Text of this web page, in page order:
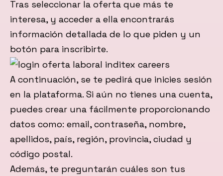
Tras seleccionar la oferta que más te
interesa, y acceder a ella encontrarás
información detallada de lo que piden y un
botón para inscribirte.
A continuación, se te pedirá que inicies sesión
en la plataforma. Si aún no tienes una cuenta,
puedes crear una fácilmente proporcionando
datos como: email, contraseña, nombre,
apellidos, país, región, provincia, ciudad y
código postal.
Además, te preguntarán cuáles son tus